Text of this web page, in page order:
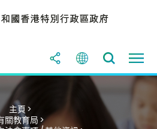
主頁 >
關教育局 >